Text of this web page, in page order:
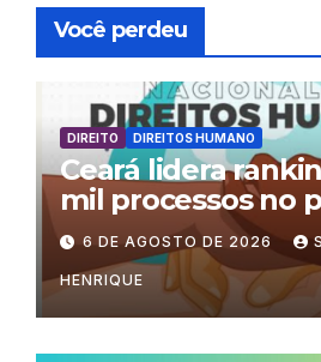
Você perdeu
DIREITO DIREITOS HUMANO
Ceará lidera
mil processos no
6 DE AGOSTO DE 2026
HENRIQUE